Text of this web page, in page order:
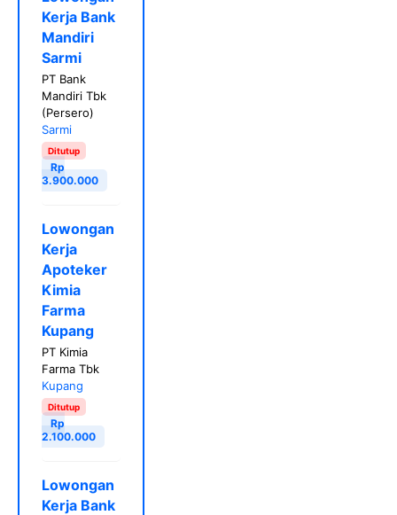
Kerja Bank
Mandiri
Sarmi
PT Bank
Mandiri Tbk
(Persero)
Sarmi
Ditutup
Rp
3.900.000
Lowongan
Kerja
Apoteker
Kimia
Farma
Kupang
PT Kimia
Farma Tbk
Kupang
Ditutup
Rp
2.100.000
Lowongan
Kerja Bank